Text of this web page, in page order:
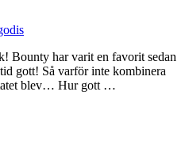
Bounty har varit en favorit sedan
gott! Så varför inte kombinera
blev… Hur gott …